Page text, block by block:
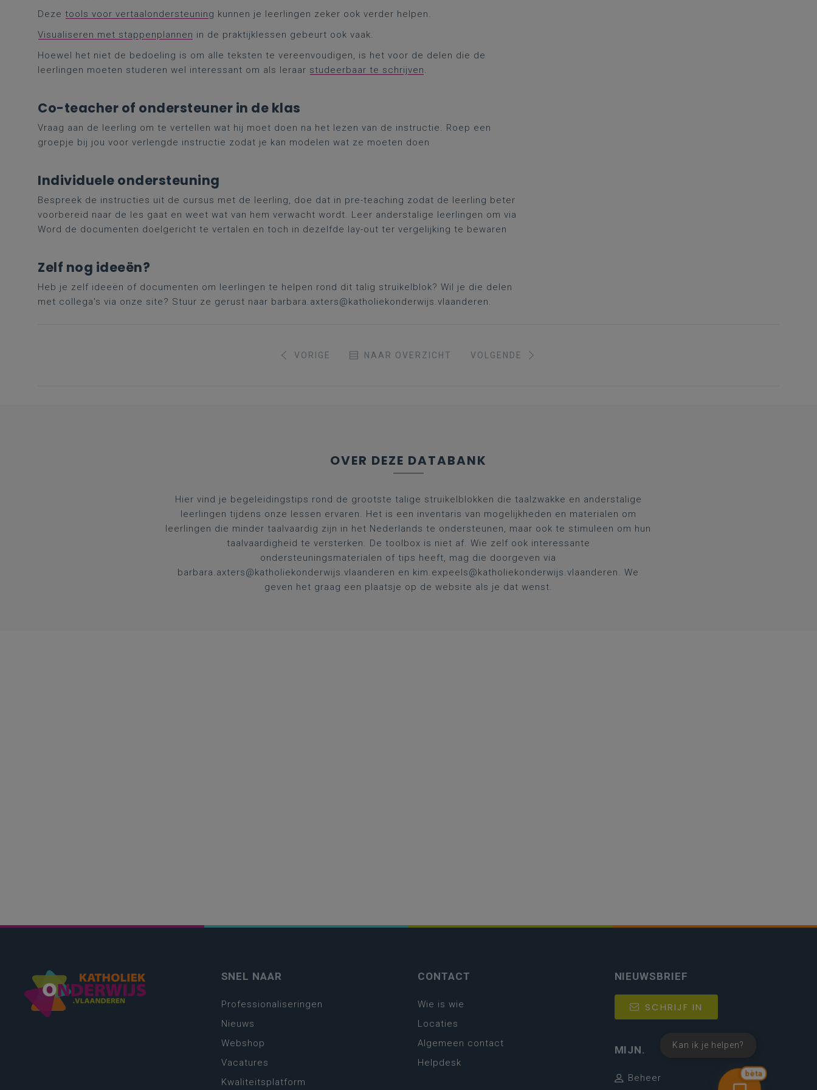
Deze tools voor vertaalondersteuning kunnen je leerlingen zeker ook verder helpen.
Visualiseren met stappenplannen in de praktijklessen gebeurt ook vaak.
Hoewel het niet de bedoeling is om alle teksten te vereenvoudigen, is het voor de delen die de
leerlingen moeten studeren wel interessant om als leraar studeerbaar te schrijven.
Co-teacher of ondersteuner in de klas
Vraag aan de leerling om te vertellen wat hij moet doen na het lezen van de instructie. Roep een
groepje bij jou voor verlengde instructie zodat je kan modelen wat ze moeten doen
Individuele ondersteuning
Bespreek de instructies uit de cursus met de leerling, doe dat in pre-teaching zodat de leerling beter
voorbereid naar de les gaat en weet wat van hem verwacht wordt. Leer anderstalige leerlingen om via
Word de documenten doelgericht te vertalen en toch in dezelfde lay-out ter vergelijking te bewaren
Zelf nog ideeën?
Heb je zelf ideeën of documenten om leerlingen te helpen rond dit talig struikelblok? Wil je die delen
met collega's via onze site? Stuur ze gerust naar barbara.axters@katholiekonderwijs.vlaanderen.
VORIGE NAAR OVERZICHT VOLGENDE
OVER DEZE DATABANK
Hier vind je begeleidingstips rond de grootste talige struikelblokken die taalzwakke en anderstalige
leerlingen tijdens onze lessen ervaren. Het is een inventaris van mogelijkheden en materialen om
leerlingen die minder taalvaardig zijn in het Nederlands te ondersteunen, maar ook te stimuleen om hun
taalvaardigheid te versterken. De toolbox is niet af. Wie zelf ook interessante
ondersteuningsmaterialen of tips heeft, mag die doorgeven via
barbara.axters@katholiekonderwijs.vlaanderen en kim.expeels@katholiekonderwijs.vlaanderen. We
geven het graag een plaatsje op de website als je dat wenst.
bèta
Kan ik je helpen?
SNEL NAAR
Professionaliseringen
Nieuws
Webshop
Vacatures
Kwaliteitsplatform
CONTACT
Wie is wie
Locaties
Algemeen contact
Helpdesk
NIEUWSBRIEF
SCHRIJF IN
MIJN.
Beheer